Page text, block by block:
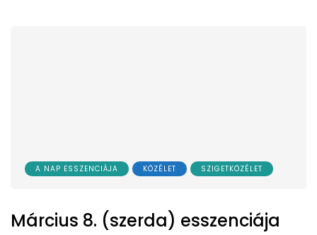
A NAP ESSZENCIÁJA KÖZÉLET SZIGETKÖZÉLET
Március 8. (szerda) esszenciája